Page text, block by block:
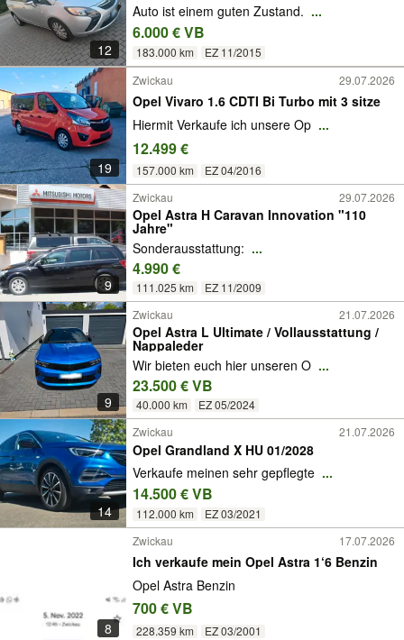
12
Auto ist einem guten Zustand. ...
6.000 € VB
183.000 km EZ 11/2015
19
Zwickau 29.07.2026
Opel Vivaro 1.6 CDTI Bi Turbo mit 3 sitze
Hiermit Verkaufe ich unsere Op ...
12.499 €
157.000 km EZ 04/2016
9
Zwickau 29.07.2026
Opel Astra H Caravan Innovation "110
Jahre"
Sonderausstattung: ...
4.990 €
111.025 km EZ 11/2009
9
Zwickau 21.07.2026
Opel Astra L Ultimate / Vollausstattung /
Nappaleder
Wir bieten euch hier unseren O ...
23.500 € VB
40.000 km EZ 05/2024
14
Zwickau 21.07.2026
Opel Grandland X HU 01/2028
Verkaufe meinen sehr gepflegte ...
14.500 € VB
112.000 km EZ 03/2021
8
Zwickau 17.07.2026
Ich verkaufe mein Opel Astra 1‘6 Benzin
Opel Astra Benzin
700 € VB
228.359 km EZ 03/2001